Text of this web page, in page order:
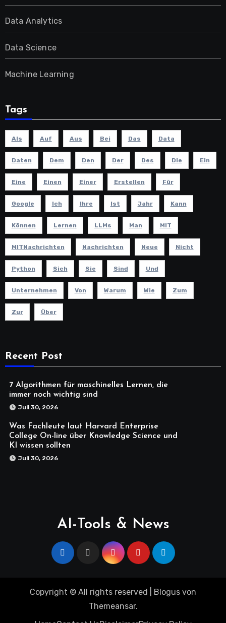
Data Analytics
Data Science
Machine Learning
Tags
Als Auf Aus Bei Das Data
Daten Dem Den Der Des Die Ein
Eine Einen Einer Erstellen Für
Google Ich Ihre Ist Jahr Kann
Können Lernen LLMs Man MIT
MITNachrichten Nachrichten Neue Nicht
Python Sich Sie Sind Und
Unternehmen Von Warum Wie Zum
Zur Über
Recent Post
7 Algorithmen für maschinelles Lernen, die
immer noch wichtig sind
Juli 30, 2026
Was Fachleute laut Harvard Enterprise
College On-line über Knowledge Science und
KI wissen sollten
Juli 30, 2026
AI-Tools & News
Copyright © All rights reserved Blogus von
Themeansar.